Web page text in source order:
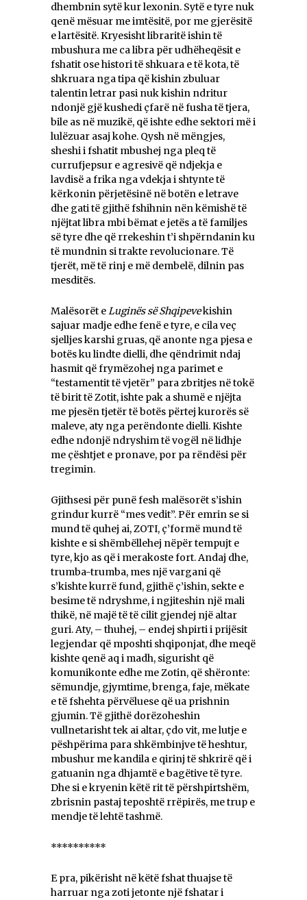
dhembnin sytë kur lexonin. Sytë e tyre nuk
qenë mësuar me imtësitë, por me gjerësitë
e lartësitë. Kryesisht libraritë ishin të
mbushura me ca libra për udhëheqësit e
fshatit ose histori të shkuara e të kota, të
shkruara nga tipa që kishin zbuluar
talentin letrar pasi nuk kishin ndritur
ndonjë gjë kushedi çfarë në fusha të tjera,
bile as në muzikë, që ishte edhe sektori më i
lulëzuar asaj kohe. Qysh në mëngjes,
sheshi i fshatit mbushej nga pleq të
currufjepsur e agresivë që ndjekja e
lavdisë a frika nga vdekja i shtynte të
kërkonin përjetësinë në botën e letrave
dhe gati të gjithë fshihnin nën këmishë të
njëjtat libra mbi bëmat e jetës a të familjes
së tyre dhe që rrekeshin t’i shpërndanin ku
të mundnin si trakte revolucionare. Të
tjerët, më të rinj e më dembelë, dilnin pas
mesditës.
Malësorët eLuginës së Shqipevekishin
sajuar madje edhe fenë e tyre, e cila veç
sjelljes karshi gruas, që anonte nga pjesa e
botës ku lindte dielli, dhe qëndrimit ndaj
hasmit që frymëzohej nga parimet e
“testamentit të vjetër” para zbritjes në tokë
të birit të Zotit, ishte pak a shumë e njëjta
me pjesën tjetër të botës përtej kurorës së
maleve, aty nga perëndonte dielli. Kishte
edhe ndonjë ndryshim të vogël në lidhje
me çështjet e pronave, por pa rëndësi për
tregimin.
Gjithsesi për punë fesh malësorët s’ishin
grindur kurrë “mes vedit”. Për emrin se si
mund të quhej ai, ZOTI, ç’formë mund të
kishte e si shëmbëllehej nëpër tempujt e
tyre, kjo as që i merakoste fort. Andaj dhe,
trumba-trumba, mes një vargani që
s’kishte kurrë fund, gjithë ç’ishin, sekte e
besime të ndryshme, i ngjiteshin një mali
thikë, në majë të të cilit gjendej një altar
guri. Aty, – thuhej, – endej shpirti i prijësit
legjendar që mposhti shqiponjat, dhe meqë
kishte qenë aq i madh, sigurisht që
komunikonte edhe me Zotin, që shëronte:
sëmundje, gjymtime, brenga, faje, mëkate
e të fshehta përvëluese që ua prishnin
gjumin. Të gjithë dorëzoheshin
vullnetarisht tek ai altar, çdo vit, me lutje e
pëshpërima para shkëmbinjve të heshtur,
mbushur me kandila e qirinj të shkrirë që i
gatuanin nga dhjamtë e bagëtive të tyre.
Dhe si e kryenin këtë rit të përshpirtshëm,
zbrisnin pastaj teposhtë rrëpirës, me trup e
mendje të lehtë tashmë.
**********
E pra, pikërisht në këtë fshat thuajse të
harruar nga zoti jetonte një fshatar i